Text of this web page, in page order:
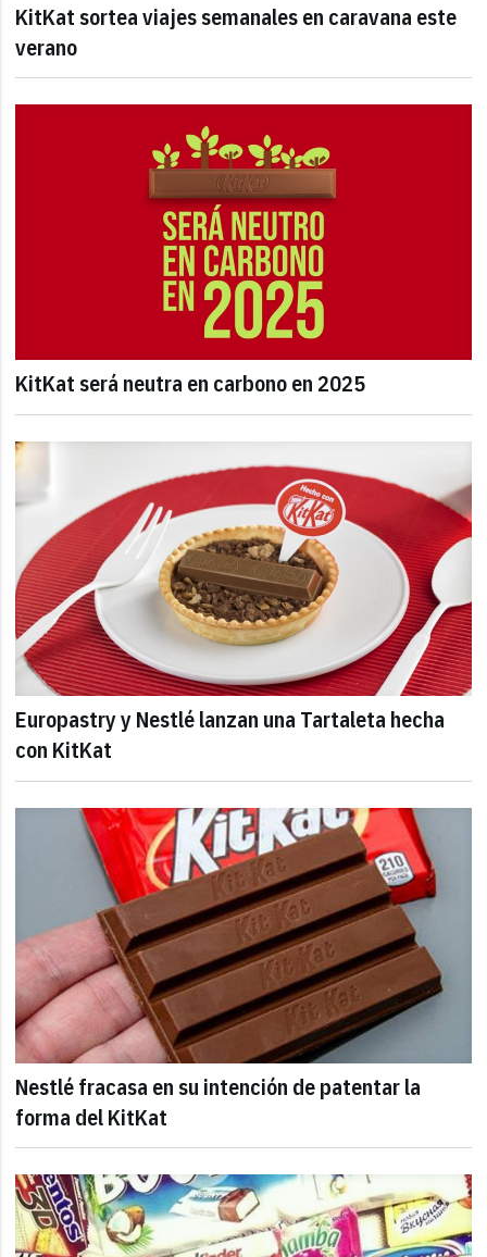
KitKat sortea viajes semanales en caravana este
verano
KitKat será neutra en carbono en 2025
Europastry y Nestlé lanzan una Tartaleta hecha
con KitKat
Nestlé fracasa en su intención de patentar la
forma del KitKat